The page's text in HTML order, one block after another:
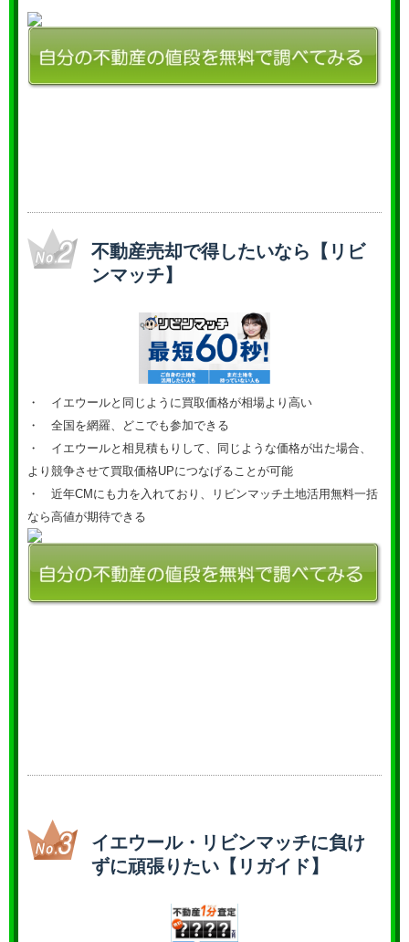
不動産売却で得したいなら【リビ
ンマッチ】
・ イエウールと同じように買取価格が相場より高い
・ 全国を網羅、どこでも参加できる
・ イエウールと相見積もりして、同じような価格が出た場合、
より競争させて買取価格UPにつなげることが可能
・ 近年CMにも力を入れており、リビンマッチ土地活用無料一括
なら高値が期待できる
イエウール・リビンマッチに負け
ずに頑張りたい【リガイド】